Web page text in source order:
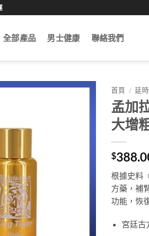
全部產品 男士健康 聯絡我們
首頁 / 延
孟加
大增
$
根據史料
方藥，補
功能，恢
宮廷古